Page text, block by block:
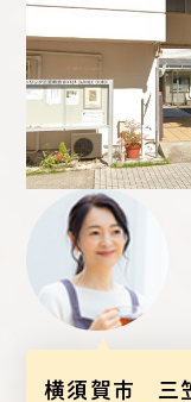
Q. 葬儀の
横須賀市 三